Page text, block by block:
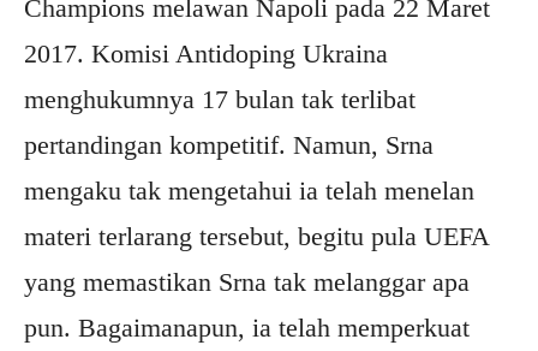
Champions melawan Napoli pada 22 Maret
2017. Komisi Antidoping Ukraina
menghukumnya 17 bulan tak terlibat
pertandingan kompetitif. Namun, Srna
mengaku tak mengetahui ia telah menelan
materi terlarang tersebut, begitu pula UEFA
yang memastikan Srna tak melanggar apa
pun. Bagaimanapun, ia telah memperkuat